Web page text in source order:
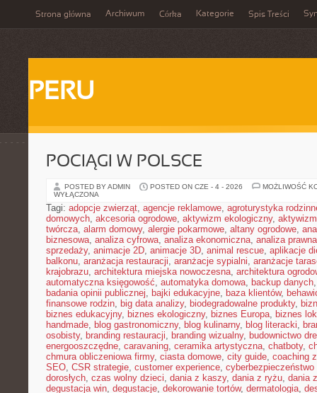
Strona główna Archiwum Córka Kategorie Spis Treści
PERU
POCIĄGI W POLSCE
POSTED BY ADMIN POSTED ON CZE - 4 - 2026
MOŻLIWOŚĆ
WYŁĄCZONA
Tagi: adopcje zwierząt, agencje reklamowe, agroturystyka
domowych, akcesoria ogrodowe, aktywizm ekologiczny,
twórcza, alarm domowy, alergie pokarmowe, altany ogrodowe,
biznesowa, analiza cyfrowa, analiza ekonomiczna, analiza
sprzedaży, animacje 2D, animacje 3D, animal rescue, aplikacje
balkonu, aranżacja restauracji, aranżacje sypialni, aranżacje
krajobrazu, architektura miejska nowoczesna, architektura
automatyczna księgowość, automatyka domowa, backup danych
badania opinii publicznej, bajki edukacyjne, baza klientów,
finansowe rodzin, big data analizy, biodegradowalne produkty,
biznes edukacyjny, biznes ekologiczny, biznes Europa, biznes
handmade, blog gastronomiczny, blog kulinarny, blog literacki,
osobisty, branding restauracji, branding wizualny, budownictwo
energooszczędne, caravaning, ceramika artystyczna, chatboty,
chmura obliczeniowa firmy, ciasta domowe, city guide, coaching
SEO, CSR strategie, customer experience, cyberbezpieczeństwo
dorosłych, czas wolny dzieci, dania z kaszy, dania z ryżu, dania
degustacja win, degustacje, dekorowanie tortów, dermatologia,